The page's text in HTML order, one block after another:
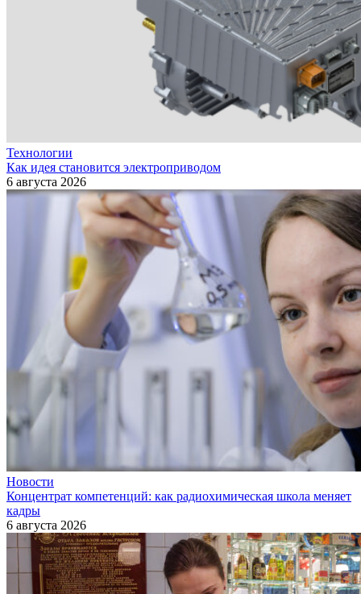
Технологии
Как идея становится электроприводом
6 августа 2026
Новости
Концентрат компетенций: как радиохимическая школа меняет
кадры
6 августа 2026